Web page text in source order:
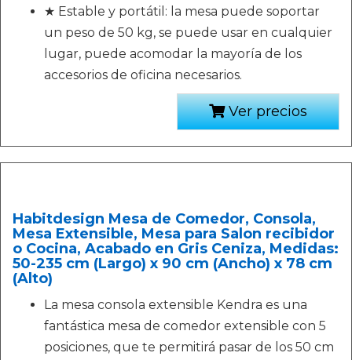
★ Estable y portátil: la mesa puede soportar
un peso de 50 kg, se puede usar en cualquier
lugar, puede acomodar la mayoría de los
accesorios de oficina necesarios.
Ver precios
Habitdesign Mesa de Comedor, Consola,
Mesa Extensible, Mesa para Salon recibidor
o Cocina, Acabado en Gris Ceniza, Medidas:
50-235 cm (Largo) x 90 cm (Ancho) x 78 cm
(Alto)
La mesa consola extensible Kendra es una
fantástica mesa de comedor extensible con 5
posiciones, que te permitirá pasar de los 50 cm